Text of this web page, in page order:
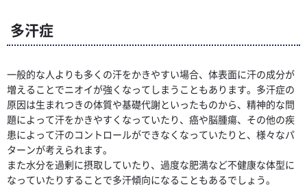
多汗症
一般的な人よりも多くの汗をかきやすい場合、体表面に汗の成分が
増えることでニオイが強くなってしまうこともあります。多汗症の
原因は生まれつきの体質や基礎代謝といったものから、精神的な問
題によって汗をかきやすくなっていたり、癌や脳腫瘍、その他の疾
患によって汗のコントロールができなくなっていたりと、様々なパ
ターンが考えられます。
また水分を過剰に摂取していたり、過度な肥満など不健康な体型に
なっていたりすることで多汗傾向になることもあるでしょう。